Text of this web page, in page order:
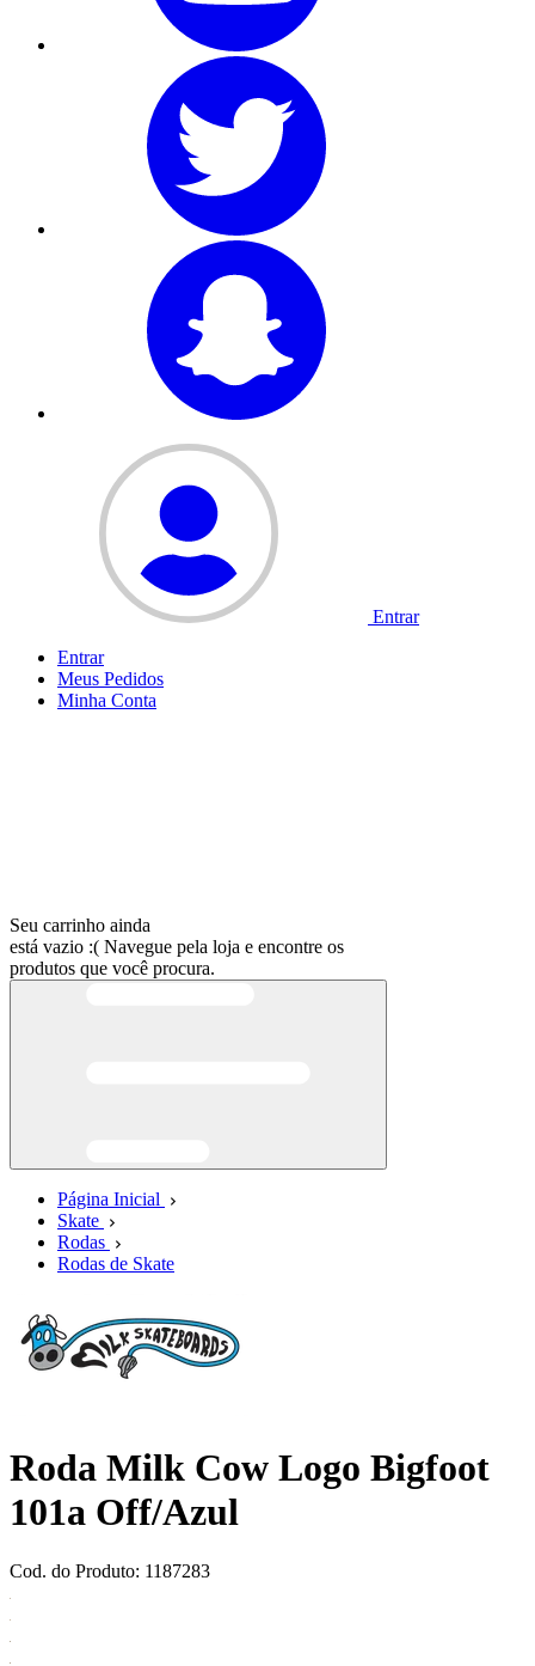
Entrar
Entrar
Meus Pedidos
Minha Conta
Seu carrinho ainda
está vazio :( Navegue pela loja e encontre os
produtos que você procura.
Página Inicial
Skate
Rodas
Rodas de Skate
Roda Milk Cow Logo Bigfoot
101a Off/Azul
Cod. do Produto: 1187283